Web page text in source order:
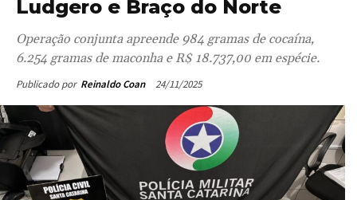
Ludgero e Braço do Norte
Operação conjunta apreende 984 gramas de cocaína,
6.254 gramas de maconha e R$ 18.737,00 em espécie.
Publicado por Reinaldo Coan 24/11/2025